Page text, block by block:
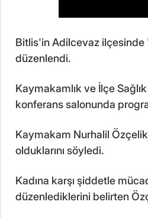
Bitlis'in Adilcevaz ilçesinde
düzenlendi.
Kaymakamlık ve İlçe
konferans salonunda
Kaymakam Nurhalil
olduklarını söyledi.
Kadına karşı şiddetle
düzenlediklerini belirten